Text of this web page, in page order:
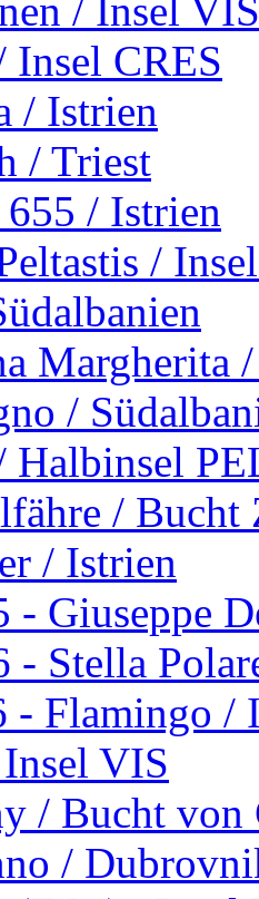
/ Insel VIS
Insel CRES
/ Istrien
/ Triest
/ Istrien
/
Margherita
/
Halbinsel
/ Bucht
/ Istrien
- Giuseppe
- Stella
- Flamingo /
VIS
/ Bucht von
/